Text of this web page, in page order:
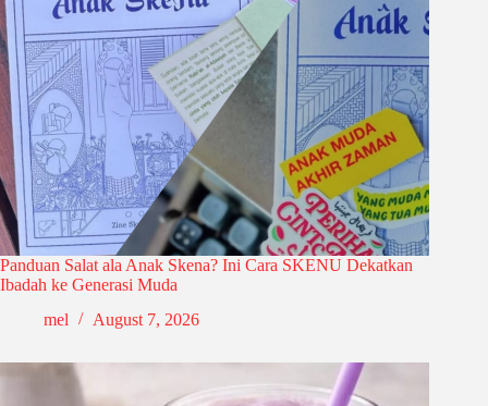
Panduan Salat ala Anak Skena? Ini Cara SKENU Dekatkan
Ibadah ke Generasi Muda
mel
August 7, 2026